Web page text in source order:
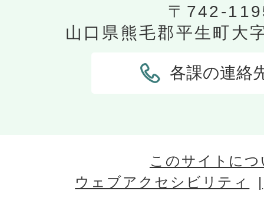
〒742-
山口県熊毛郡平生町大
各課の連絡
このサイトに
ウェブアクセシビリティ